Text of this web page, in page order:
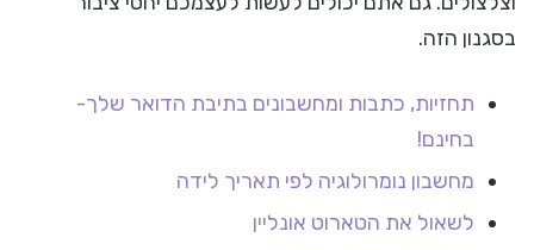
בסגנון הזה.
תחזיות, כתבות ומחשבונים בתיבת הדואר שלך-
בחינם!
מחשבון נומרולוגיה לפי תאריך לידה
לשאול את הטארוט אונליין